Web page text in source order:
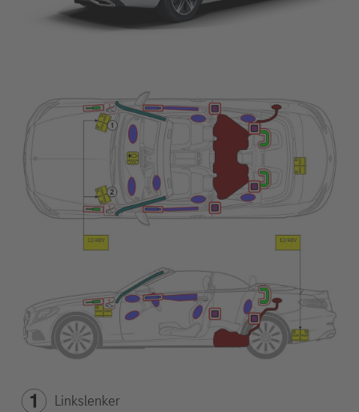
Linkslenker